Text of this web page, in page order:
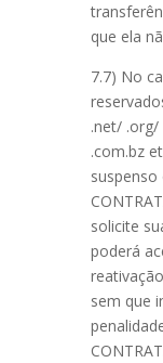
que ela
7.7) No
.net/
.com.bz
solicite
poderá
sem que